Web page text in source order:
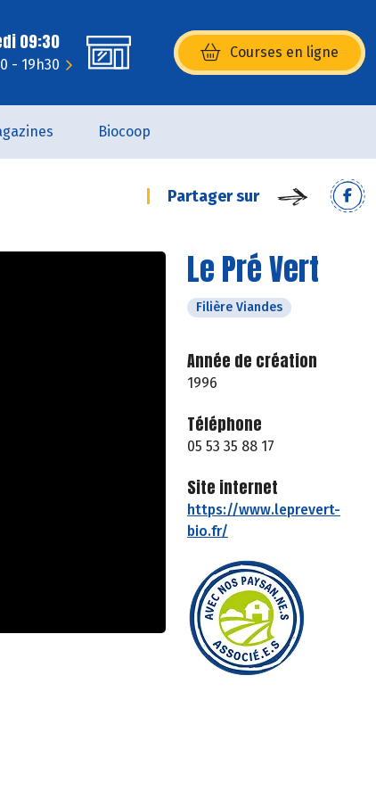
09:30
- 19h30
Courses en ligne
(s’ouvre dans une nouvelle
Biocoop
Partager sur
Le Pré Vert
Filière Viandes
Année de création
1996
Téléphone
05 53 35 88 17
Site internet
https://www.leprevert-
bio.fr/